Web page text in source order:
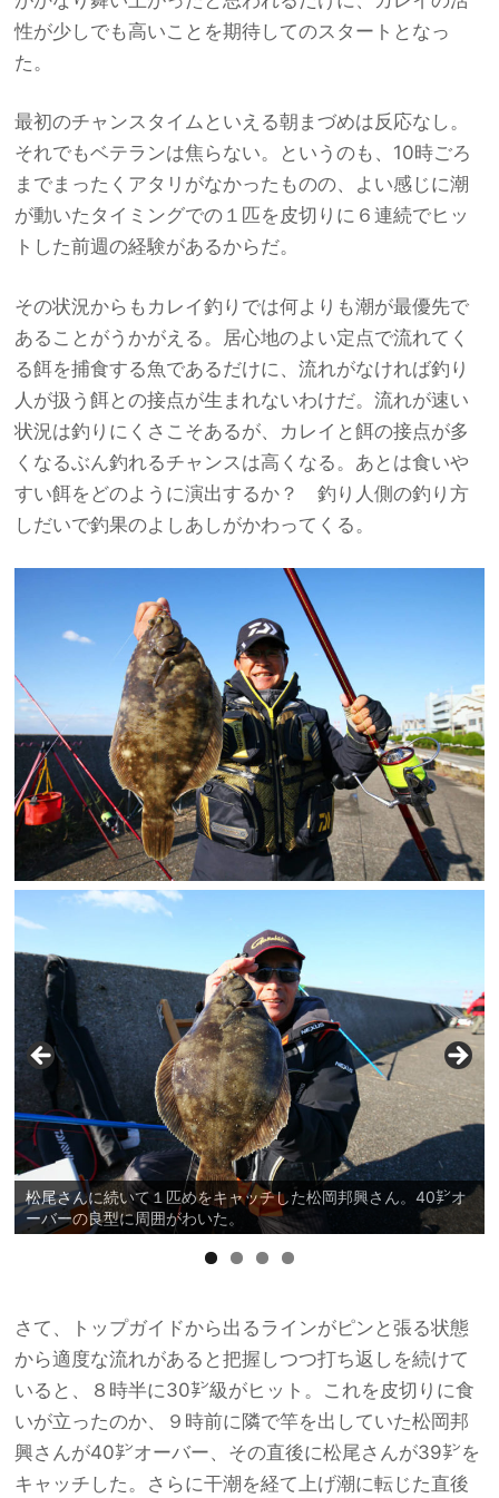
性が少しでも高いことを期待してのスタートとなっ
た。
最初のチャンスタイムといえる朝まづめは反応なし。
それでもベテランは焦らない。というのも、10時ごろ
までまったくアタリがなかったものの、よい感じに潮
が動いたタイミングでの１匹を皮切りに６連続でヒッ
トした前週の経験があるからだ。
その状況からもカレイ釣りでは何よりも潮が最優先で
あることがうかがえる。居心地のよい定点で流れてく
る餌を捕食する魚であるだけに、流れがなければ釣り
人が扱う餌との接点が生まれないわけだ。流れが速い
状況は釣りにくさこそあるが、カレイと餌の接点が多
くなるぶん釣れるチャンスは高くなる。あとは食いや
すい餌をどのように演出するか？ 釣り人側の釣り方
しだいで釣果のよしあしがかわってくる。
松尾さんに続いて１匹めをキャッチした松岡邦興さん。40㌢オ
ーバーの良型に周囲がわいた。
さて、トップガイドから出るラインがピンと張る状態
から適度な流れがあると把握しつつ打ち返しを続けて
いると、８時半に30㌢級がヒット。これを皮切りに食
いが立ったのか、９時前に隣で竿を出していた松岡邦
興さんが40㌢オーバー、その直後に松尾さんが39㌢を
キャッチした。さらに干潮を経て上げ潮に転じた直後